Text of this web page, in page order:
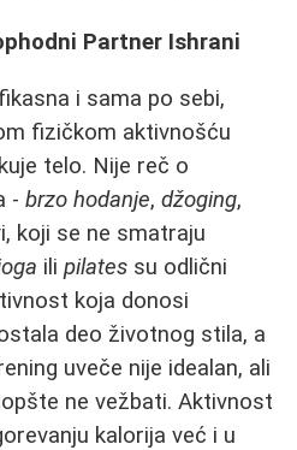
Partner Ishrani
i sama po sebi,
fizičkom aktivnošću
telo. Nije reč o
- brzo hodanje, džoging,
koji se ne smatraju
ili pilates su odlični
koja donosi
deo životnog stila, a
uveče nije idealan, ali
ne vežbati. Aktivnost
kalorija već i u